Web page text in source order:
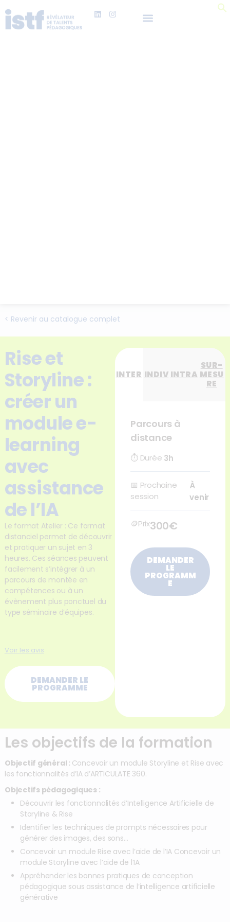
< Revenir au catalogue complet
Rise et
Storyline :
créer un
module e-
learning
avec
assistance
de l’IA
Le format Atelier : Ce format
distanciel permet de découvrir
et pratiquer un sujet en 3
heures. Ces séances peuvent
facilement s’intégrer à un
parcours de montée en
compétences ou à un
évènement plus ponctuel du
type séminaire d’équipes.
Voir les avis
DEMANDER LE
PROGRAMME
INTER INDIV INTRA
SUR-
MESU
RE
Parcours à
distance
⏱ Durée 3h
📅 Prochaine
session
À
venir
🪙Prix300€
DEMANDER
LE
PROGRAMM
E
Les objectifs de la formation
Objectif général : Concevoir un module Storyline et Rise avec
les fonctionnalités d’IA d’ARTICULATE 360.
Objectifs pédagogiques :
Découvrir les fonctionnalités d’Intelligence Artificielle de
Storyline & Rise
Identifier les techniques de prompts nécessaires pour
générer des images, des sons…
Concevoir un module Rise avec l’aide de l’IA Concevoir un
module Storyline avec l’aide de l’IA
Appréhender les bonnes pratiques de conception
pédagogique sous assistance de l’intelligence artificielle
générative